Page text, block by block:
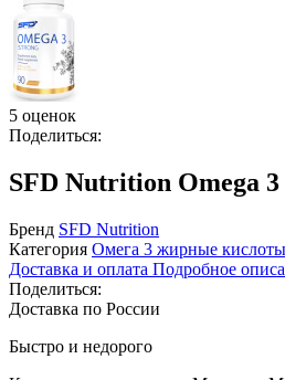
5 оценок
Поделиться:
SFD Nutrition Omega 3
Бренд SFD Nutrition
Категория Омега 3 жирные кислоты
Доставка и оплата Подробное
Поделиться:
Доставка по России
Быстро и недорого